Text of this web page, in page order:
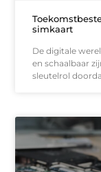
simkaart
De digitale
en schaalbaar
sleutelrol